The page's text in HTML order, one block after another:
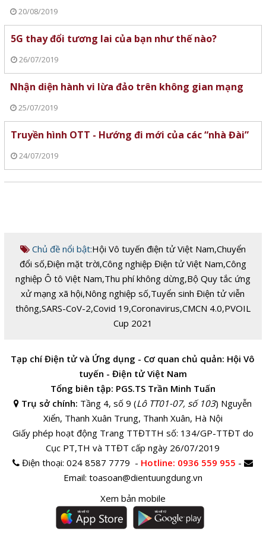
20/08/2019
5G thay đổi tương lai của bạn như thế nào?
26/07/2019
Nhận diện hành vi lừa đảo trên không gian mạng
25/07/2019
Truyền hình OTT - Hướng đi mới của các “nhà Đài”
24/07/2019
Chủ đề nổi bật:Hội Vô tuyến điện tử Việt Nam,Chuyển
đổi số,Điện mặt trời,Công nghiệp Điện tử Việt Nam,Công
nghiệp Ô tô Việt Nam,Thu phí không dừng,Bộ Quy tắc ứng
xử mạng xã hội,Nông nghiệp số,Tuyển sinh Điện tử viễn
thông,SARS-CoV-2,Covid 19,Coronavirus,CMCN 4.0,PVOIL
Cup 2021
Tạp chí Điện tử và Ứng dụng - Cơ quan chủ quản: Hội Vô
tuyến - Điện tử Việt Nam
Tổng biên tập: PGS.TS Trần Minh Tuấn
Trụ sở chính: Tầng 4, số 9 (Lô TT01-07, số 103) Nguyễn
Xiển, Thanh Xuân Trung, Thanh Xuân, Hà Nội
Giấy phép hoạt động Trang TTĐTTH số: 134/GP-TTĐT do
Cục PT,TH và TTĐT cấp ngày 26/07/2019
Điện thoại:024 8587 7779 - Hotline: 0936 559 955 -
Email: toasoan@dientuungdung.vn
Xem bản mobile